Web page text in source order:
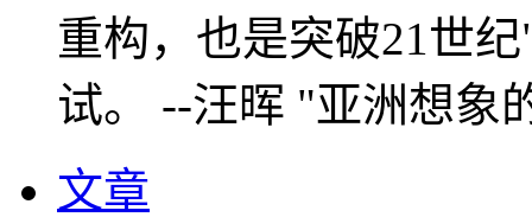
重构，也是突破21世
试。 --汪晖 "亚洲想象
文章